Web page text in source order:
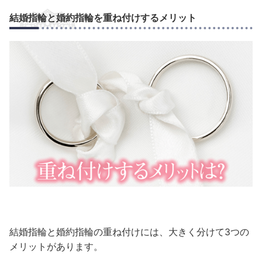
結婚指輪と婚約指輪を重ね付けするメリット
結婚指輪と婚約指輪の重ね付けには、大きく分けて3つの
メリットがあります。